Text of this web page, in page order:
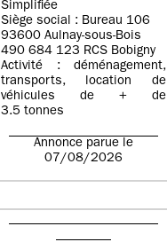
Simplifiée
Siège social : Bureau 106
93600 Aulnay-sous-Bois
490 684 123 RCS Bobigny
Activité : déménagement,
transports, location de
véhicules de + de
3.5 tonnes
Annonce parue le
07/08/2026